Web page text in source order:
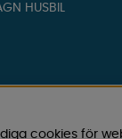
HUSBIL
cookies för